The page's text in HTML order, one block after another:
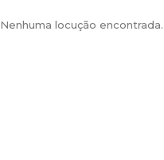
Nenhuma locução encontrada.